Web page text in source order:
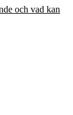
och vad kan